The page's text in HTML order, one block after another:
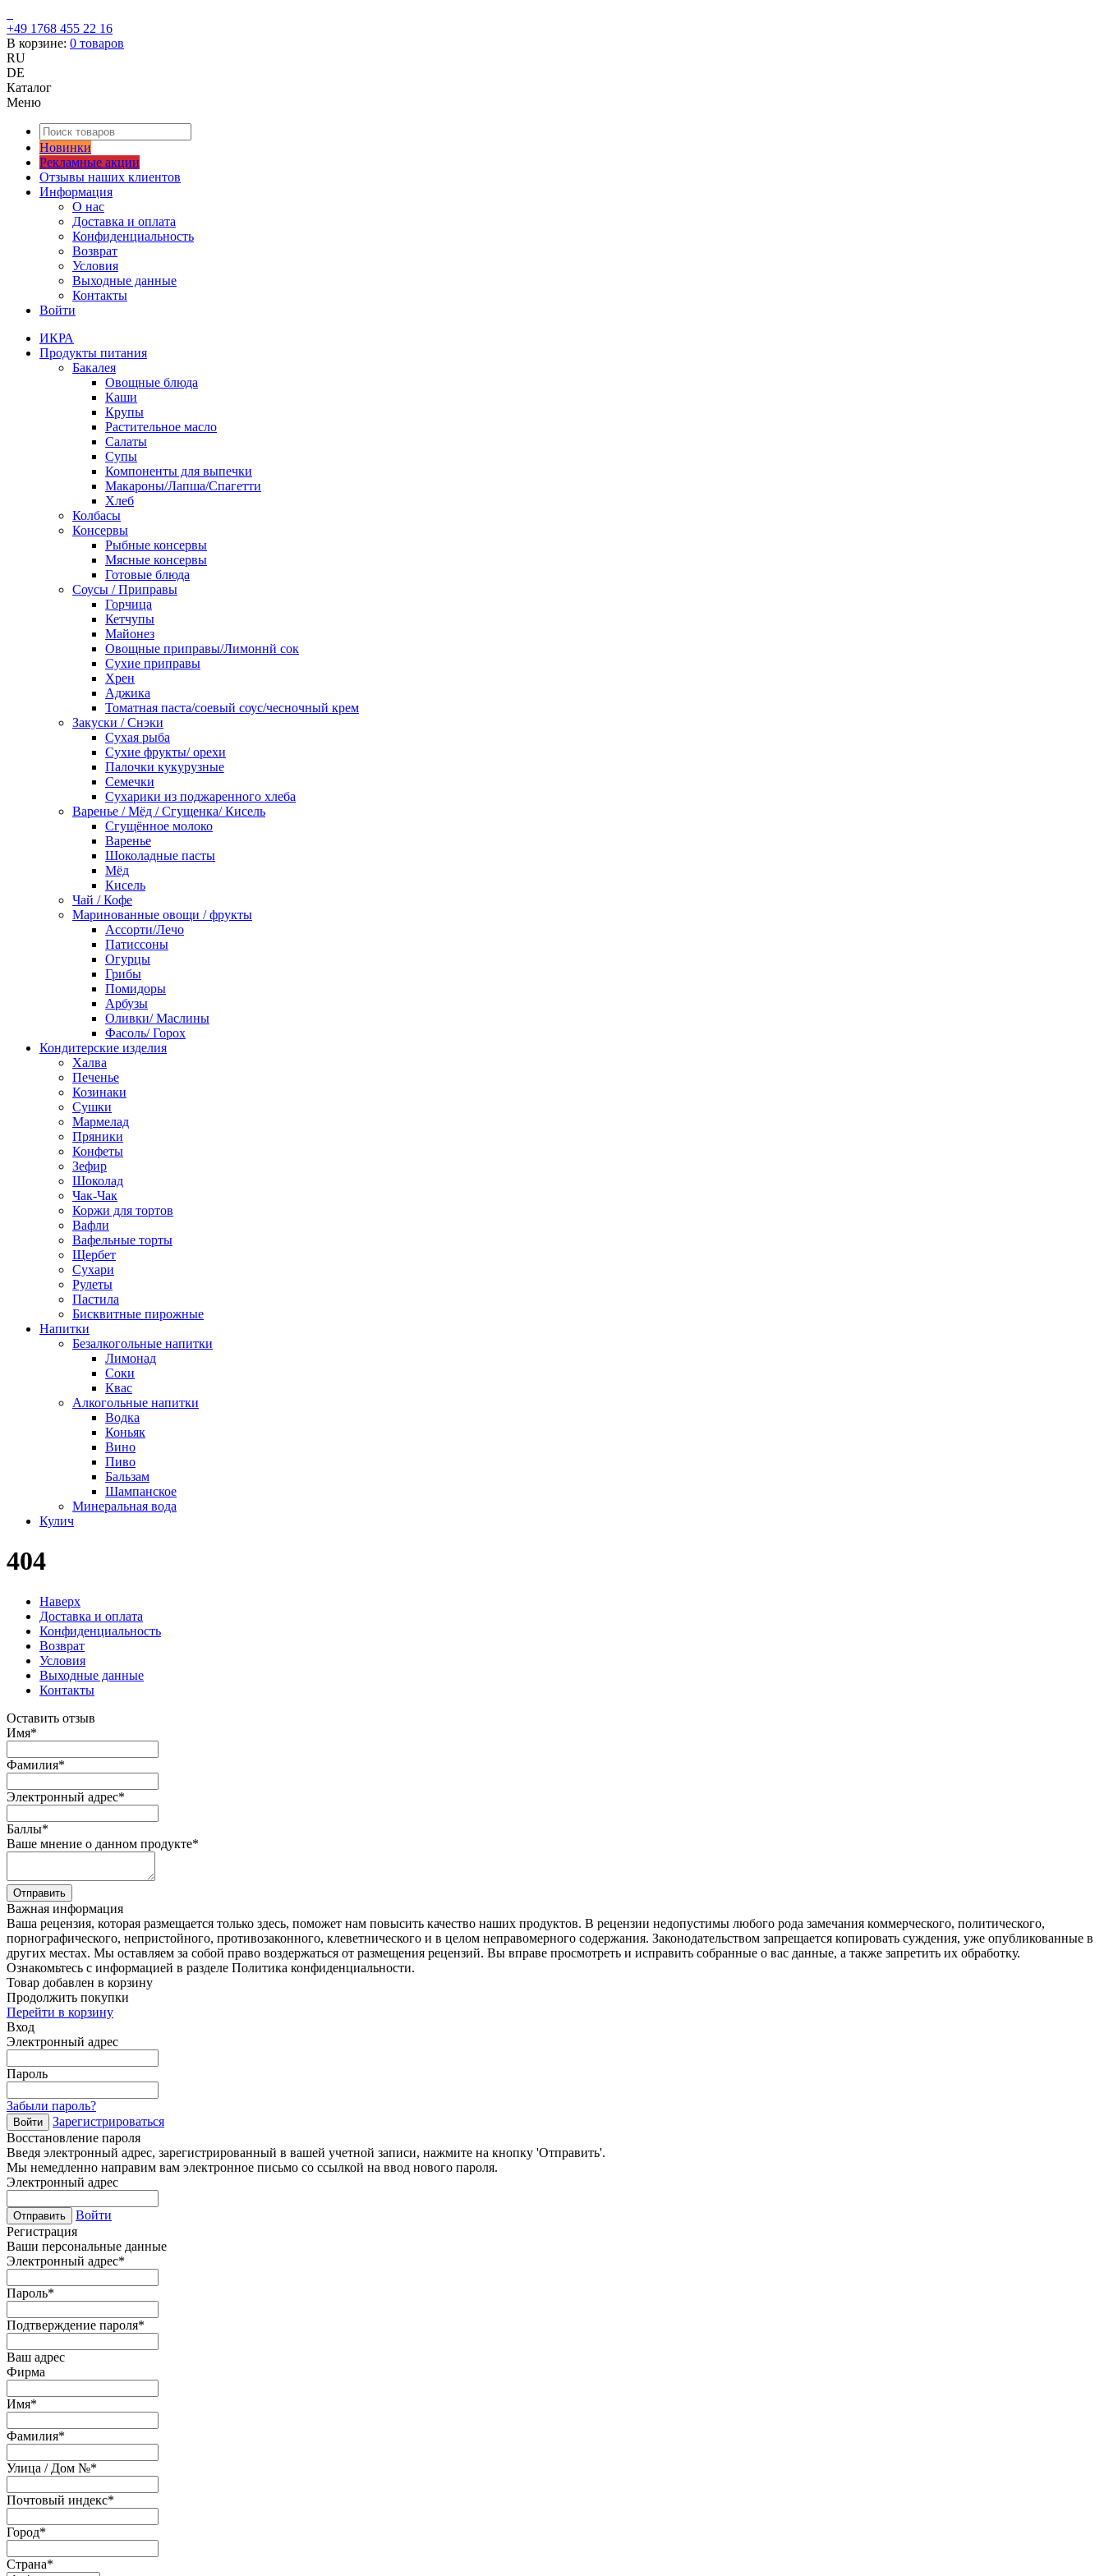
+49 1768 455 22 16
В корзине: 0 товаров
RU
DE
Каталог
Меню
Новинки
Рекламные акции
Отзывы наших клиентов
Информация
О нас
Доставка и оплата
Конфиденциальность
Возврат
Условия
Выходные данные
Контакты
Войти
ИКРА
Продукты питания
Бакалея
Овощные блюда
Каши
Крупы
Растительное масло
Салаты
Супы
Компоненты для выпечки
Макароны/Лапша/Спагетти
Хлеб
Колбасы
Консервы
Рыбные консервы
Мясные консервы
Готовые блюда
Соусы / Приправы
Горчица
Кетчупы
Майонез
Овощные приправы/Лимоннй сок
Сухие приправы
Хрен
Аджика
Томатная паста/соевый соус/чесночный крем
Закуски / Снэки
Сухая рыба
Сухие фрукты/ орехи
Палочки кукурузные
Семечки
Сухарики из поджаренного хлеба
Варенье / Мёд / Сгущенка/ Кисель
Сгущённое молоко
Варенье
Шоколадные пасты
Мёд
Кисель
Чай / Кофе
Маринованные овощи / фрукты
Ассорти/Лечо
Патиссоны
Огурцы
Грибы
Помидоры
Арбузы
Оливки/ Маслины
Фасоль/ Горох
Кондитерские изделия
Халва
Печенье
Козинаки
Сушки
Мармелад
Пряники
Конфеты
Зефир
Шоколад
Чак-Чак
Коржи для тортов
Вафли
Вафельные торты
Щербет
Сухари
Рулеты
Пастила
Бисквитные пирожные
Напитки
Безалкогольные напитки
Лимонад
Соки
Квас
Алкогольные напитки
Водка
Коньяк
Вино
Пиво
Бальзам
Шампанское
Минеральная вода
Кулич
404
Наверх
Доставка и оплата
Конфиденциальность
Возврат
Условия
Выходные данные
Контакты
Оставить отзыв
Имя*
Фамилия*
Электронный адрес*
Баллы*
Ваше мнение о данном продукте*
Отправить
Важная информация
Ваша рецензия, которая размещается только здесь, поможет нам повысить качество наших продуктов. В рецензии недопустимы любого рода замечания коммерческого, политического,
порнографического, непристойного, противозаконного, клеветнического и в целом неправомерного содержания. Законодательством запрещается копировать суждения, уже опубликованные в
других местах. Мы оставляем за собой право воздержаться от размещения рецензий. Вы вправе просмотреть и исправить собранные о вас данные, а также запретить их обработку.
Ознакомьтесь с информацией в разделе Политика конфиденциальности.
Товар добавлен в корзину
Продолжить покупки
Перейти в корзину
Вход
Электронный адрес
Пароль
Забыли пароль?
Войти
Зарегистрироваться
Восстановление пароля
Введя электронный адрес, зарегистрированный в вашей учетной записи, нажмите на кнопку 'Отправить'.
Мы немедленно направим вам электронное письмо со ссылкой на ввод нового пароля.
Электронный адрес
Отправить
Войти
Регистрация
Ваши персональные данные
Электронный адрес*
Пароль*
Подтверждение пароля*
Ваш адрес
Фирма
Имя*
Фамилия*
Улица / Дом №*
Почтовый индекс*
Город*
Страна*